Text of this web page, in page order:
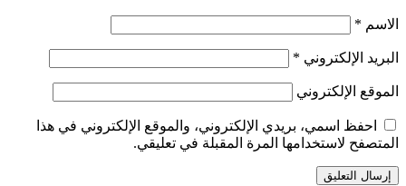
الاسم *
البريد الإلكتروني *
الموقع الإلكتروني
احفظ اسمي، بريدي الإلكتروني، والموقع الإلكتروني في هذا
المتصفح لاستخدامها المرة المقبلة في تعليقي.